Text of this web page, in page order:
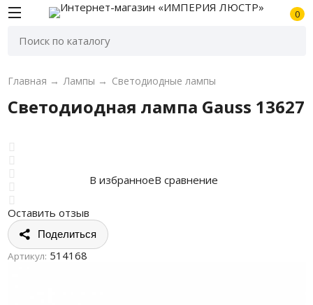
0
Главная → Лампы → Светодиодные лампы
Светодиодная лампа Gauss 13627
Оставить отзыв
В избранноеВ сравнение
Поделиться
Артикул: 514168